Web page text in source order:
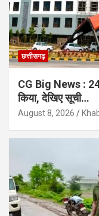
छत्तीसगढ़
CG Big News :
किया, देखिए सूची…
August 8, 2026